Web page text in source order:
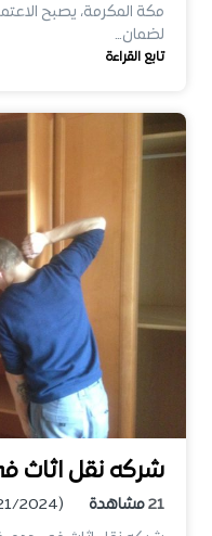
مكة المكرمة، يصبح
لضمان…
تابع القراءة
شركه نقل اثاث
21مشاهدة
(8/21/2024)